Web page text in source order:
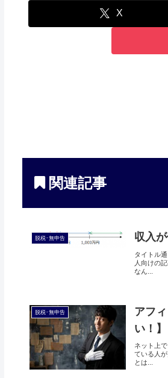
X
関連記事
脱税･無申告 収入
タイトル
人向けの
なん...
脱税･無申告
アフ
い！】
ネット上
ている人
とは...